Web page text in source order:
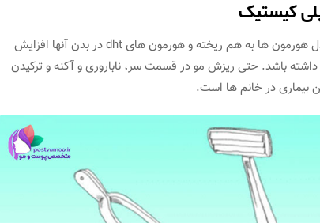
کیستیک
در بدن خانم هایی که دچار pcos هستند، از آنجایی که تعادل هورمون ها به هم ریخته و هورمون های dht در بدن آنها افزایش
داشته باشد. حتی ریزش مو در قسمت سر، ناباروری و آکنه و ترکیدن
بیماری در خانم ها است.